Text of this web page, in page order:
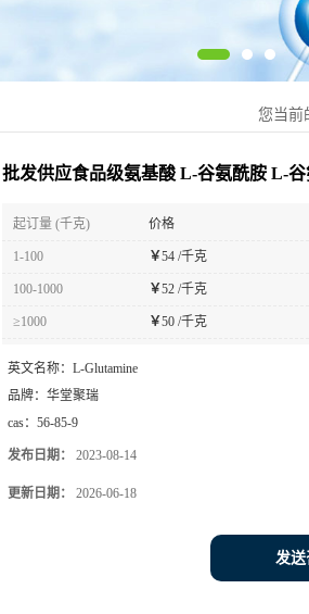
您当前
批发供应食品级氨基酸 L-谷氨酰胺 L-
起订量 (千克) 价格
1-100 ￥54 /千克
100-1000 ￥52 /千克
≥1000 ￥50 /千克
英文名称： L-Glutamine
品牌： 华堂聚瑞
cas： 56-85-9
发布日期： 2023-08-14
更新日期： 2026-06-18
发送